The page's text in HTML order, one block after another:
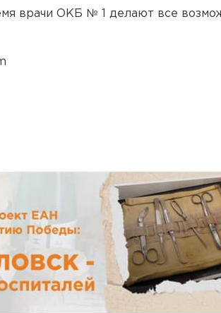
врачи ОКБ № 1 делают все